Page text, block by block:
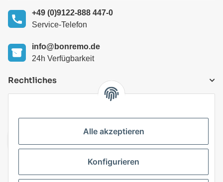
+49 (0)9122-888 447-0
Service-Telefon
info@bonremo.de
24h Verfügbarkeit
Rechtliches
Alle akzeptieren
Konfigurieren